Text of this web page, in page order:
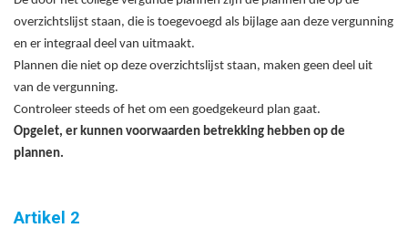
overzichtslijst staan, die is toegevoegd als bijlage aan deze vergunning
en er integraal deel van uitmaakt.
Plannen die niet op deze overzichtslijst staan, maken geen deel uit
van de vergunning.
Controleer steeds of het om een goedgekeurd plan gaat.
Opgelet, er kunnen voorwaarden betrekking hebben op de
plannen.
Artikel 2